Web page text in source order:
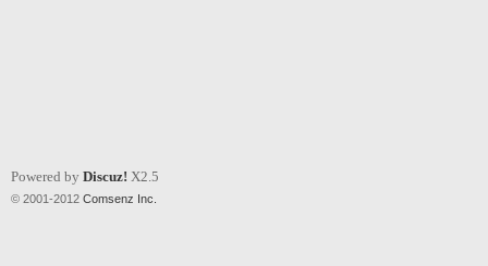
Powered by Discuz! X2.5
© 2001-2012 Comsenz Inc.